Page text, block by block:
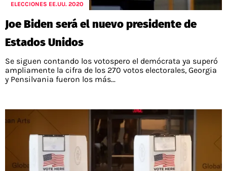
ELECCIONES EE.UU. 2020
Joe Biden será el nuevo presidente de
Estados Unidos
Se siguen contando los votospero el demócrata ya superó
ampliamente la cifra de los 270 votos electorales, Georgia
y Pensilvania fueron los más...